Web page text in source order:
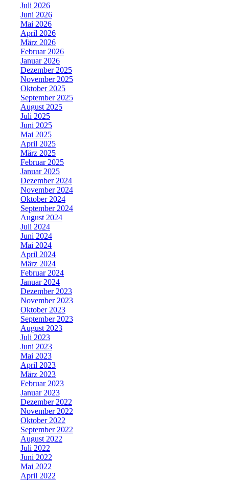
Juli 2026
Juni 2026
Mai 2026
April 2026
März 2026
Februar 2026
Januar 2026
Dezember 2025
November 2025
Oktober 2025
September 2025
August 2025
Juli 2025
Juni 2025
Mai 2025
April 2025
März 2025
Februar 2025
Januar 2025
Dezember 2024
November 2024
Oktober 2024
September 2024
August 2024
Juli 2024
Juni 2024
Mai 2024
April 2024
März 2024
Februar 2024
Januar 2024
Dezember 2023
November 2023
Oktober 2023
September 2023
August 2023
Juli 2023
Juni 2023
Mai 2023
April 2023
März 2023
Februar 2023
Januar 2023
Dezember 2022
November 2022
Oktober 2022
September 2022
August 2022
Juli 2022
Juni 2022
Mai 2022
April 2022